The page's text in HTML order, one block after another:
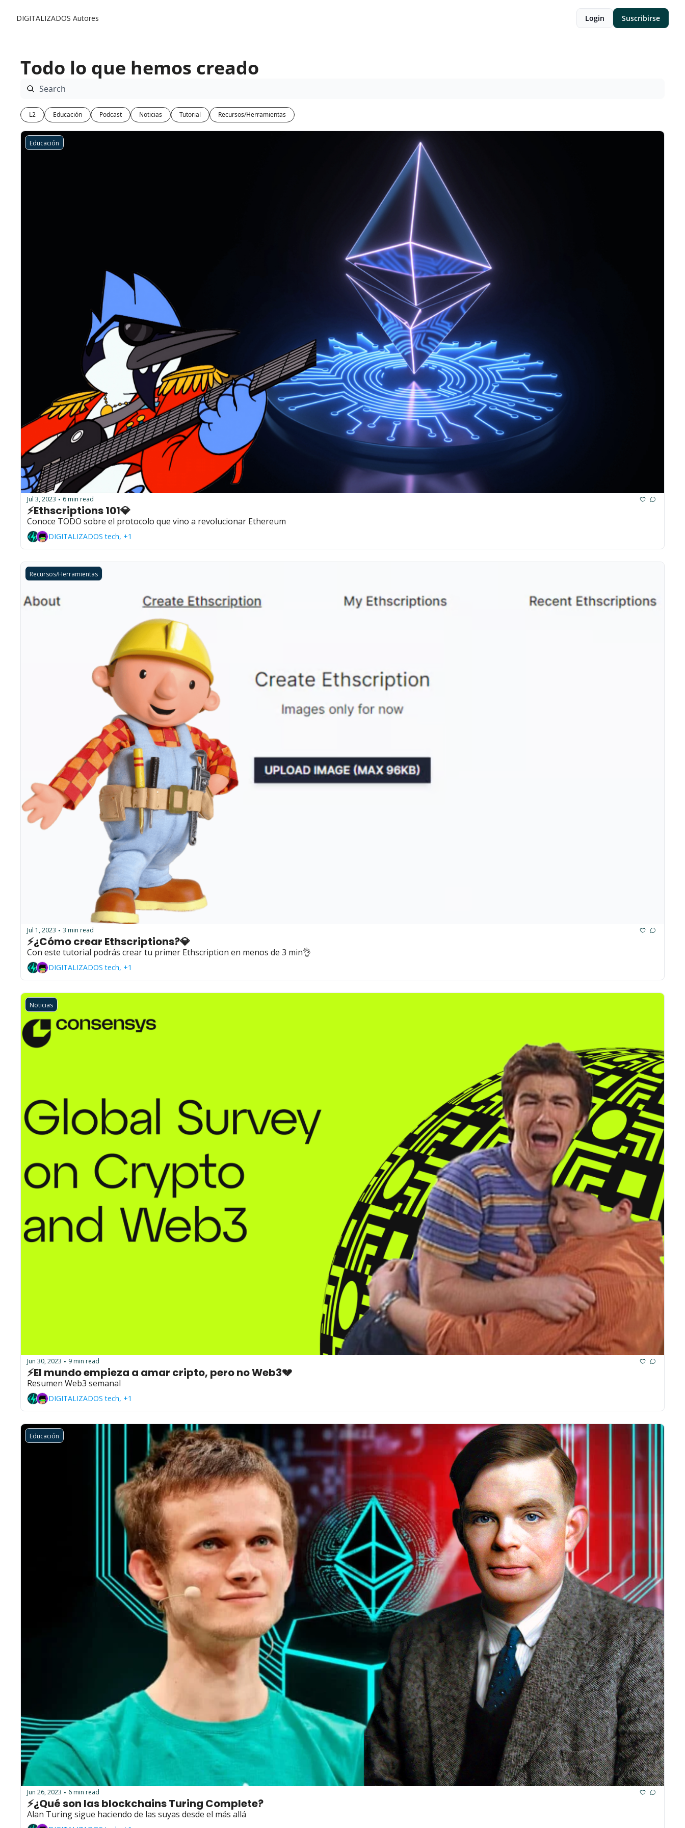
DIGITALIZADOS Autores Login Suscribirse
Todo lo que hemos creado
L2 Educación Podcast Noticias Tutorial Recursos/Herramientas
Educación
Jul 3, 2023 • 6 min read
⚡Ethscriptions 101💎
Conoce TODO sobre el protocolo que vino a revolucionar Ethereum
DIGITALIZADOS tech, +1
Recursos/Herramientas
Jul 1, 2023 • 3 min read
⚡¿Cómo crear Ethscriptions?💎
Con este tutorial podrás crear tu primer Ethscription en menos de 3 min👌
DIGITALIZADOS tech, +1
Noticias
Jun 30, 2023 • 9 min read
⚡El mundo empieza a amar cripto, pero no Web3💔
Resumen Web3 semanal
DIGITALIZADOS tech, +1
Educación
Jun 26, 2023 • 6 min read
⚡¿Qué son las blockchains Turing Complete?
Alan Turing sigue haciendo de las suyas desde el más allá